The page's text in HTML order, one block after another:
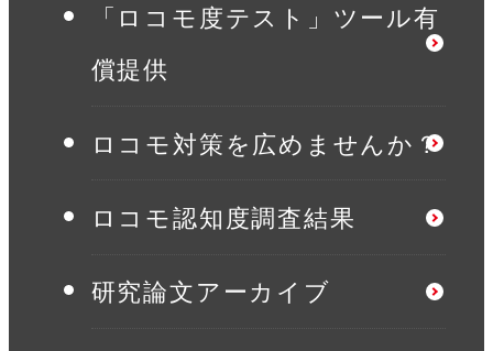
「ロコモ度テスト」ツール有
償提供
ロコモ対策を広めませんか？
ロコモ認知度調査結果
研究論文アーカイブ